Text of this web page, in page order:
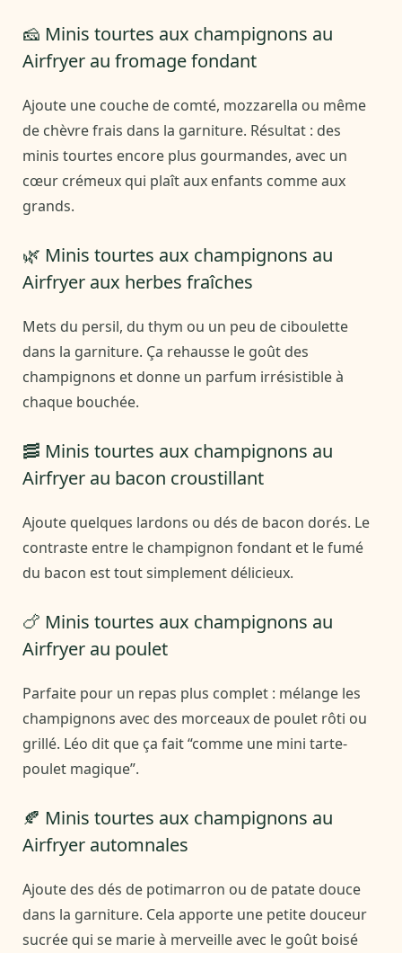
🧀 Minis tourtes aux champignons au
Airfryer au fromage fondant
Ajoute une couche de comté, mozzarella ou même
de chèvre frais dans la garniture. Résultat : des
minis tourtes encore plus gourmandes, avec un
cœur crémeux qui plaît aux enfants comme aux
grands.
🌿 Minis tourtes aux champignons au
Airfryer aux herbes fraîches
Mets du persil, du thym ou un peu de ciboulette
dans la garniture. Ça rehausse le goût des
champignons et donne un parfum irrésistible à
chaque bouchée.
🥓 Minis tourtes aux champignons au
Airfryer au bacon croustillant
Ajoute quelques lardons ou dés de bacon dorés. Le
contraste entre le champignon fondant et le fumé
du bacon est tout simplement délicieux.
🍗 Minis tourtes aux champignons au
Airfryer au poulet
Parfaite pour un repas plus complet : mélange les
champignons avec des morceaux de poulet rôti ou
grillé. Léo dit que ça fait “comme une mini tarte-
poulet magique”.
🍂 Minis tourtes aux champignons au
Airfryer automnales
Ajoute des dés de potimarron ou de patate douce
dans la garniture. Cela apporte une petite douceur
sucrée qui se marie à merveille avec le goût boisé